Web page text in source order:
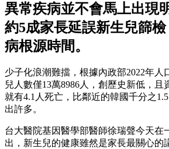
異常疾病並不會馬上出現
約5成家長延誤新生兒篩
病根源時間。
少子化浪潮難擋，根據內政部2022年人
兒人數僅13萬8986人，創歷史新低，且
就有4.1人死亡，比鄰近的韓國千分之
出許多。
台大醫院基因醫學部醫師徐瑞聲今天在
出，新生兒的健康雖然是家長最關心的